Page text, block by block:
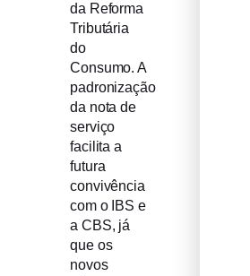
da Reforma
Tributária
do
Consumo. A
padronização
da nota de
serviço
facilita a
futura
convivência
com o IBS e
a CBS, já
que os
novos